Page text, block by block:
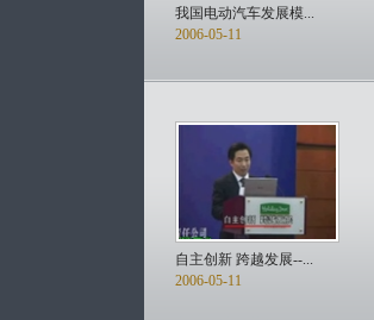
我国电动汽车发展模...
2006-05-11
自主创新 跨越发展--...
2006-05-11